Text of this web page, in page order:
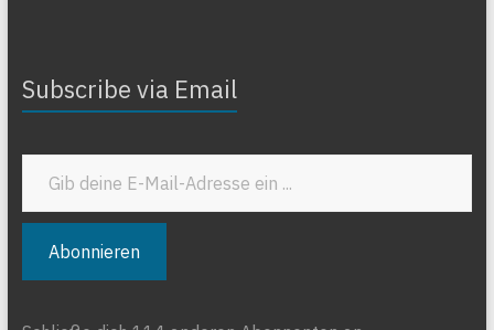
Subscribe via Email
Gib deine E-Mail-Adresse ein ...
Abonnieren